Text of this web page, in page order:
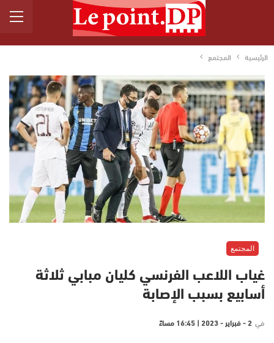
الرئيسية المجتمع
المجتمع
غياب اللاعب الفرنسي كليان مبابي ثلاثة
أسابيع بسبب الإصابة
في 2 - فبراير - 2023 | 16:45 مساءً